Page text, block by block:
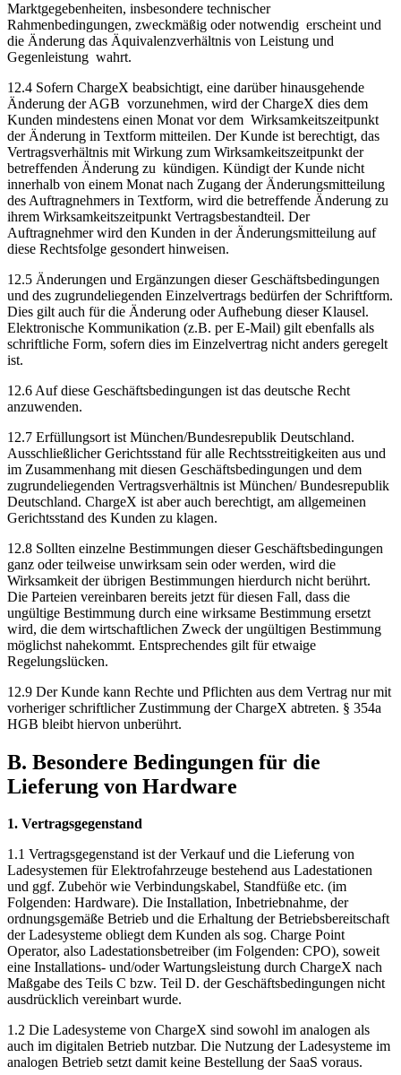
Marktgegebenheiten, insbesondere technischer
Rahmenbedingungen, zweckmäßig oder notwendig erscheint und
die Änderung das Äquivalenzverhältnis von Leistung und
Gegenleistung wahrt.
12.4 Sofern ChargeX beabsichtigt, eine darüber hinausgehende
Änderung der AGB vorzunehmen, wird der ChargeX dies dem
Kunden mindestens einen Monat vor dem Wirksamkeitszeitpunkt
der Änderung in Textform mitteilen. Der Kunde ist berechtigt, das
Vertragsverhältnis mit Wirkung zum Wirksamkeitszeitpunkt der
betreffenden Änderung zu kündigen. Kündigt der Kunde nicht
innerhalb von einem Monat nach Zugang der Änderungsmitteilung
des Auftragnehmers in Textform, wird die betreffende Änderung zu
ihrem Wirksamkeitszeitpunkt Vertragsbestandteil. Der
Auftragnehmer wird den Kunden in der Änderungsmitteilung auf
diese Rechtsfolge gesondert hinweisen.
12.5 Änderungen und Ergänzungen dieser Geschäftsbedingungen
und des zugrundeliegenden Einzelvertrags bedürfen der Schriftform.
Dies gilt auch für die Änderung oder Aufhebung dieser Klausel.
Elektronische Kommunikation (z.B. per E-Mail) gilt ebenfalls als
schriftliche Form, sofern dies im Einzelvertrag nicht anders geregelt
ist.
12.6 Auf diese Geschäftsbedingungen ist das deutsche Recht
anzuwenden.
12.7 Erfüllungsort ist München/Bundesrepublik Deutschland.
Ausschließlicher Gerichtsstand für alle Rechtsstreitigkeiten aus und
im Zusammenhang mit diesen Geschäftsbedingungen und dem
zugrundeliegenden Vertragsverhältnis ist München/ Bundesrepublik
Deutschland. ChargeX ist aber auch berechtigt, am allgemeinen
Gerichtsstand des Kunden zu klagen.
12.8 Sollten einzelne Bestimmungen dieser Geschäftsbedingungen
ganz oder teilweise unwirksam sein oder werden, wird die
Wirksamkeit der übrigen Bestimmungen hierdurch nicht berührt.
Die Parteien vereinbaren bereits jetzt für diesen Fall, dass die
ungültige Bestimmung durch eine wirksame Bestimmung ersetzt
wird, die dem wirtschaftlichen Zweck der ungültigen Bestimmung
möglichst nahekommt. Entsprechendes gilt für etwaige
Regelungslücken.
12.9 Der Kunde kann Rechte und Pflichten aus dem Vertrag nur mit
vorheriger schriftlicher Zustimmung der ChargeX abtreten. § 354a
HGB bleibt hiervon unberührt.
B. Besondere Bedingungen für die
Lieferung von Hardware
1. Vertragsgegenstand
1.1 Vertragsgegenstand ist der Verkauf und die Lieferung von
Ladesystemen für Elektrofahrzeuge bestehend aus Ladestationen
und ggf. Zubehör wie Verbindungskabel, Standfüße etc. (im
Folgenden: Hardware). Die Installation, Inbetriebnahme, der
ordnungsgemäße Betrieb und die Erhaltung der Betriebsbereitschaft
der Ladesysteme obliegt dem Kunden als sog. Charge Point
Operator, also Ladestationsbetreiber (im Folgenden: CPO), soweit
eine Installations- und/oder Wartungsleistung durch ChargeX nach
Maßgabe des Teils C bzw. Teil D. der Geschäftsbedingungen nicht
ausdrücklich vereinbart wurde.
1.2 Die Ladesysteme von ChargeX sind sowohl im analogen als
auch im digitalen Betrieb nutzbar. Die Nutzung der Ladesysteme im
analogen Betrieb setzt damit keine Bestellung der SaaS voraus.